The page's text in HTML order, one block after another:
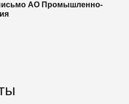
АО Промышленно-